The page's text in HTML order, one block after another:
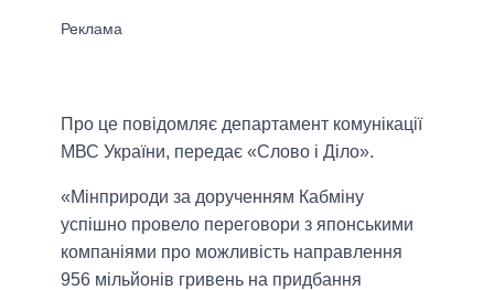
Про це повідомляє департамент комунікації
МВС України, передає «Слово і Діло».
«Мінприроди за дорученням Кабміну
успішно провело переговори з японськими
компаніями про можливість направлення
956 мільйонів гривень на придбання